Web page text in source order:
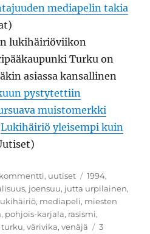
mediapelin takia
lukihäiriöviikon
Turku on
asiassa kansallinen
pystytettiin
muistomerkki
Lukihäiriö yleisempi kuin
Kategoriat
kommentti, uutiset Avainsanat
1994,
, joensuu, jutta urpilainen,
, mediapeli, miesten
, pohjois-karjala, rasismi,
turku,värivika,venäjä
3